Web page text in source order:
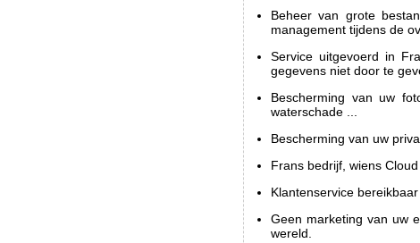
Beheer van grote
management tijdens de
Service uitgevoerd in
gegevens niet door te
Bescherming van uw
waterschade ...
Bescherming van uw
Frans bedrijf, wiens
Klantenservice
Geen marketing van uw
wereld.